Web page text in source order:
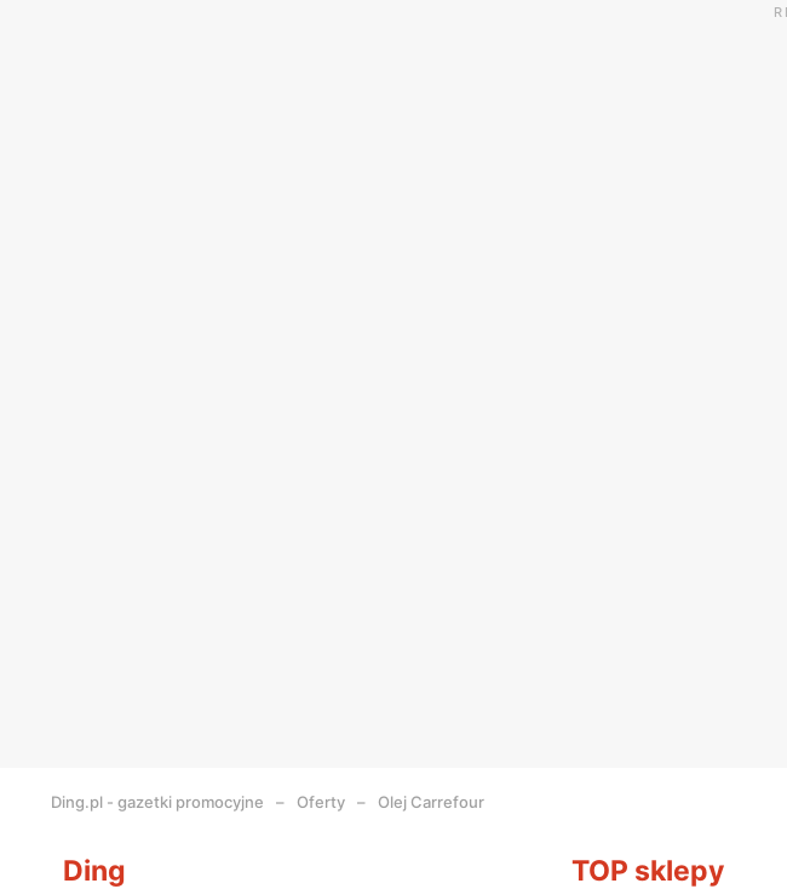
Ding.pl - gazetki promocyjne Oferty Olej Carrefour
Ding TOP sklepy